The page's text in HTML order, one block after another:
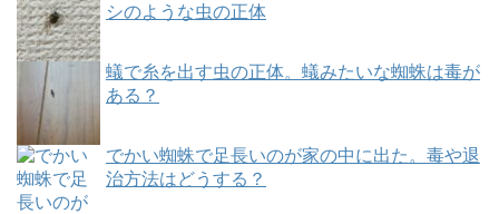
シのような虫の正体
蟻で糸を出す虫の正体。蟻みたいな蜘蛛は毒が
ある？
でかい蜘蛛で足長いのが家の中に出た。毒や退
治方法はどうする？